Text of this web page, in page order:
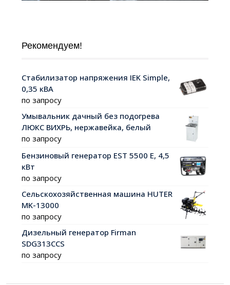
Рекомендуем!
Стабилизатор напряжения IEK Simple,
0,35 кВА
по запросу
Умывальник дачный без подогрева
ЛЮКС ВИХРЬ, нержавейка, белый
по запросу
Бензиновый генератор EST 5500 Е, 4,5
кВт
по запросу
Сельскохозяйственная машина HUTER
MK-13000
по запросу
Дизельный генератор Firman
SDG313СCS
по запросу